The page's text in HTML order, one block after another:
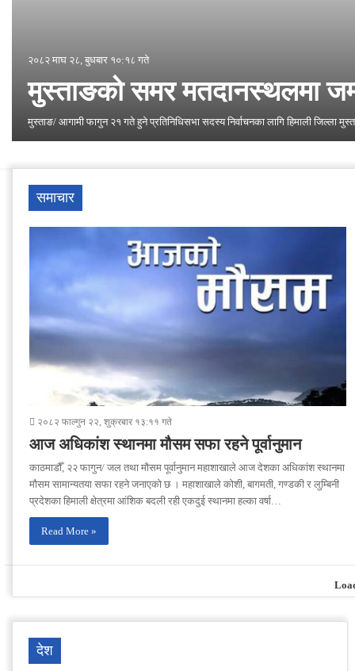
२०८२ माघ २८, बुधबार १०:१८ गते
मुस्ताङको समर मतदानस्थलमा
मुस्ताङ/ आगामी फागुन २१ गते हुने प्रतिनिधिसभा सदस्य निर्वाचनका लागि हिमाली जिल्ला
समाचार
२०८२ फाल्गुन २२, शुक्रबार १३:११ गते
आज अधिकांश स्थानमा मौसम सफा रहने पूर्वानुमान
काठमाडौँ, २२ फागुन/ जल तथा मौसम पूर्वानुमान महाशाखाले आज देशका अधिकांश स्थानमा
मौसम सामान्यतया सफा रहने जनाएको छ । महाशाखाले कोशी, बागमती, गण्डकी र लुम्बिनी
प्रदेशका हिमाली क्षेत्रमा आंशिक बदली रही एकदुई स्थानमा हल्का वर्षा…
Read More »
देश